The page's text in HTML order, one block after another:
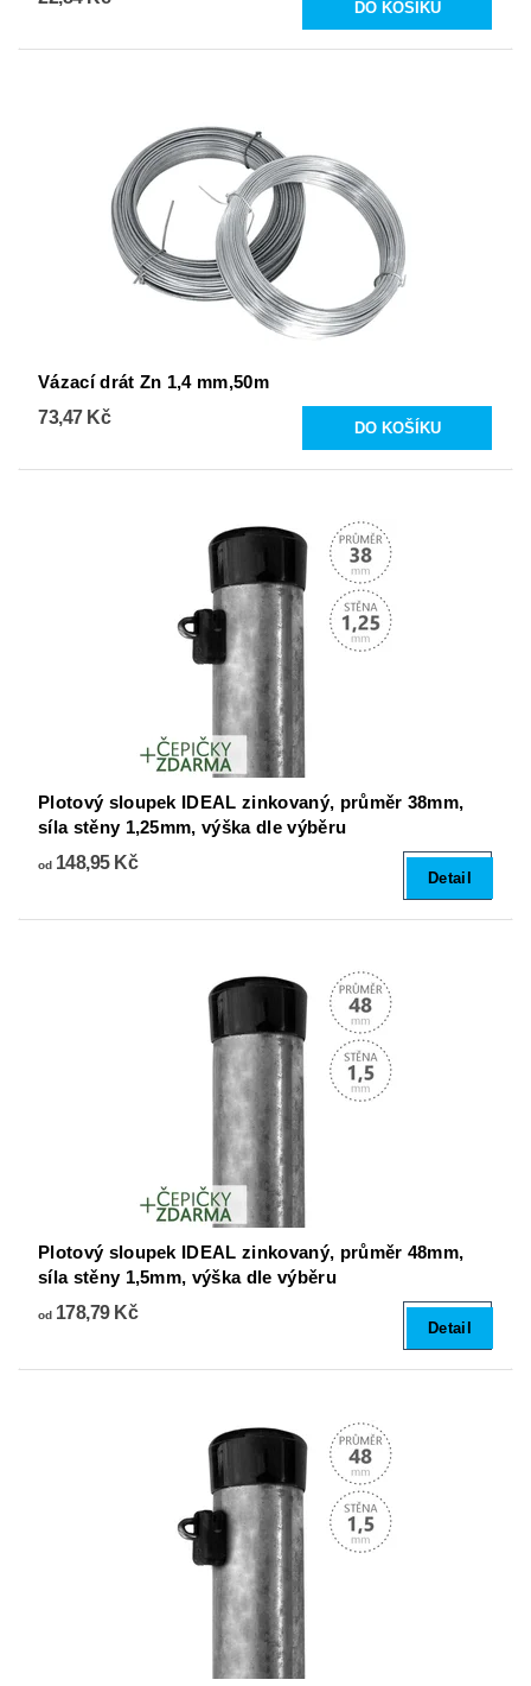
Vázací drát Zn 1,4 mm,50m
73,47 Kč
Plotový sloupek IDEAL zinkovaný, průměr 38mm,
síla stěny 1,25mm, výška dle výběru
od148,95 Kč
Detail
Plotový sloupek IDEAL zinkovaný, průměr 48mm,
síla stěny 1,5mm, výška dle výběru
od178,79 Kč
Detail